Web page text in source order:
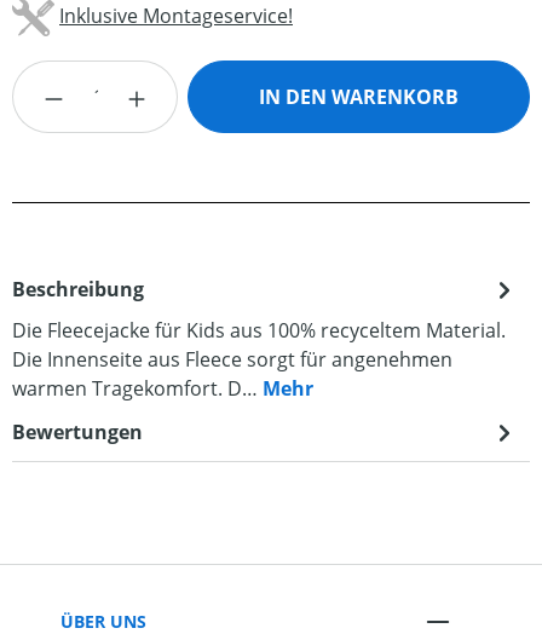
Inklusive Montageservice!
Produkt Anzahl: Gib den gewünschten
IN DEN WARENKORB
Beschreibung
Die Fleecejacke für Kids aus 100% recyceltem Material.
Die Innenseite aus Fleece sorgt für angenehmen
warmen Tragekomfort. D… Mehr
Bewertungen
ÜBER UNS